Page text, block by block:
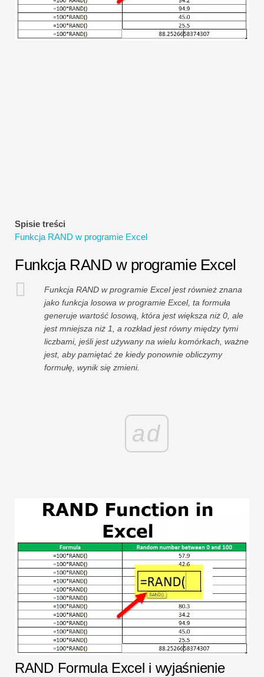
Samouczki dotyczące modelowania finansowego
Pełna forma
Spisie treści
Funkcja RAND w programie Excel
Funkcja RAND w programie Excel
Funkcja RAND w programie Excel jest również znana
jako funkcja losowa w programie Excel, ta formuła
generuje wartość losową, która jest większa niż 0, ale
jest mniejsza niż 1, a rozkład jest równy między tymi
liczbami, jeśli jest używany na wielu komórkach, ważne
jest, aby pamiętać że kiedy ponownie obliczymy
formułę, wynik się zmieni.
ad
RAND Formula Excel i wyjaśnienie